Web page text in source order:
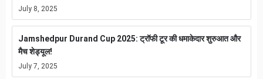
July 8, 2025
Jamshedpur Durand Cup 2025: ट्रॉफी टूर की धमाकेदार शुरुआत और
मैच शेड्यूल!
July 7, 2025